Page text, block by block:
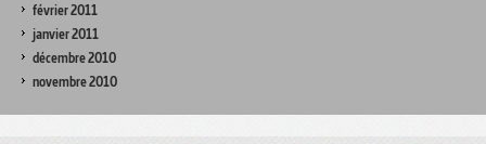
février 2011
janvier 2011
décembre 2010
novembre 2010